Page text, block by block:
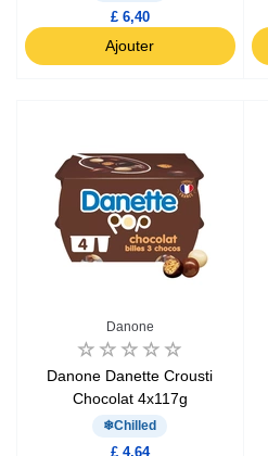
£ 6,40
Ajouter
Danone
Danone Danette Crousti
Chocolat 4x117g
Chilled
£ 4,64